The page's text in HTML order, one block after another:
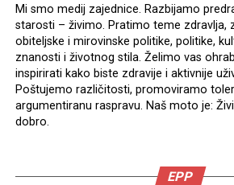
Mi smo medij zajednice. Razbijamo
starosti – živimo. Pratimo teme zdravlja,
obiteljske i mirovinske politike, politike,
znanosti i životnog stila. Želimo vas
inspirirati kako biste zdravije i aktivnije
Poštujemo različitosti, promoviramo
argumentiranu raspravu. Naš moto je:
dobro.
EPP